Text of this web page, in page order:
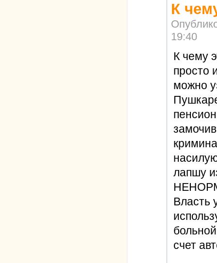
К
19:40
К чему
просто
можно
лапшу
Власть
счет